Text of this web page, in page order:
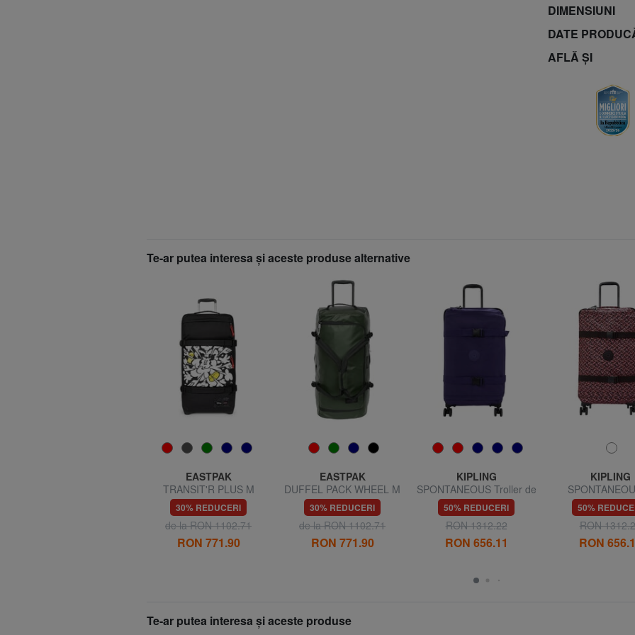
DIMENSIUNI
DATE
AFLĂ ȘI
Te-ar putea interesa şi aceste produse alternative
EASTPAK
TRANSIT'R PLUS M
Cărucior mediu
30% REDUCERI
de la RON 1102.71
RON 771.90
EASTPAK
DUFFEL PACK WHEEL M
Trolley geantă de voiaj
medie, hidrofugă
30% REDUCERI
de la RON 1102.71
RON 771.90
KIPLING
SPONTANEOUS Troller de
mărime medie
50% REDUCERI
RON 1312.22
RON 656.11
KIPLING
Cărucior
50%
RON
RON
Te-ar putea interesa şi aceste produse